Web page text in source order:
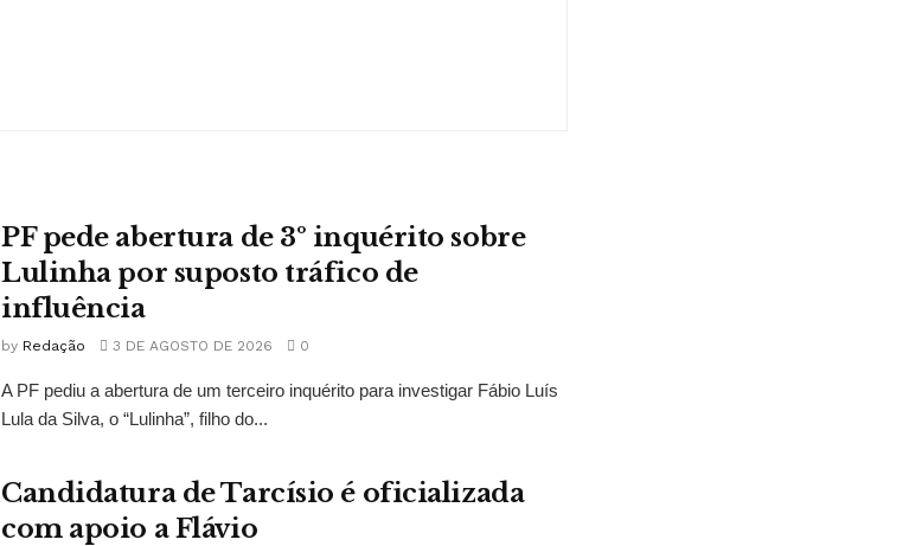
PF pede abertura de 3º inquérito sobre
Lulinha por suposto tráfico de
influência
by Redação 3 DE AGOSTO DE 2026 0
A PF pediu a abertura de um terceiro inquérito para investigar Fábio Luís
Lula da Silva, o “Lulinha”, filho do...
Candidatura de Tarcísio é oficializada
com apoio a Flávio